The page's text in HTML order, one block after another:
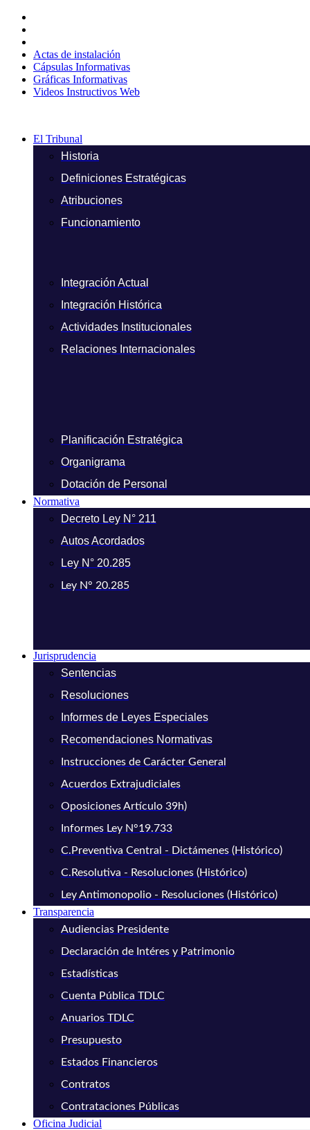
contenido
Actas de instalación
Cápsulas Informativas
Gráficas Informativas
Videos Instructivos Web
El Tribunal
Historia
Definiciones Estratégicas
Atribuciones
Funcionamiento
Integración Actual
Integración Histórica
Actividades Institucionales
Relaciones Internacionales
Planificación Estratégica
Organigrama
Dotación de Personal
Normativa
Decreto Ley N° 211
Autos Acordados
Ley N° 20.285
Ley N° 20.285
Jurisprudencia
Sentencias
Resoluciones
Informes de Leyes Especiales
Recomendaciones Normativas
Instrucciones de Carácter General
Acuerdos Extrajudiciales
Oposiciones Artículo 39h)
Informes Ley N°19.733
C.Preventiva Central - Dictámenes (Histórico)
C.Resolutiva - Resoluciones (Histórico)
Ley Antimonopolio - Resoluciones (Histórico)
Transparencia
Audiencias Presidente
Declaración de Intéres y Patrimonio
Estadísticas
Cuenta Pública TDLC
Anuarios TDLC
Presupuesto
Estados Financieros
Contratos
Contrataciones Públicas
Oficina Judicial